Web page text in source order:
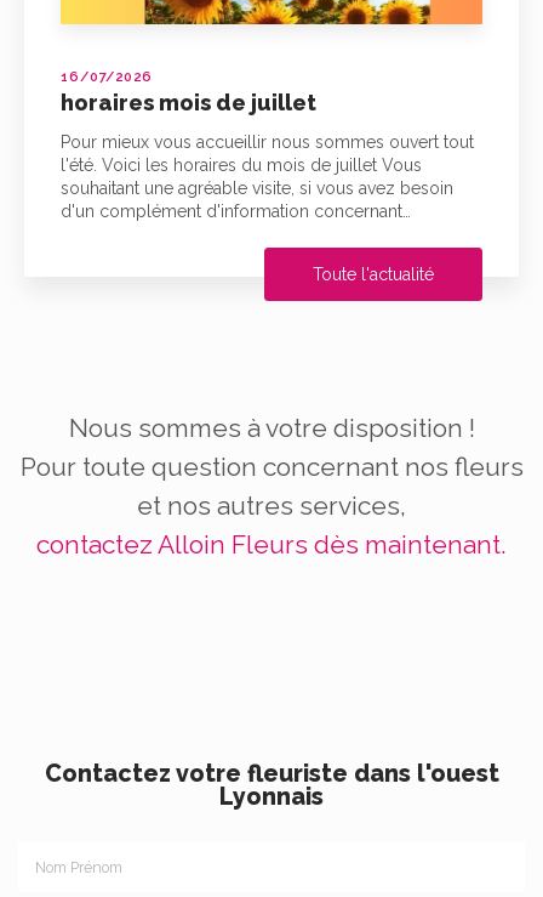
16/07/2026
horaires mois de juillet
Pour mieux vous accueillir nous sommes ouvert tout
l'été. Voici les horaires du mois de juillet Vous
souhaitant une agréable visite, si vous avez besoin
d'un complément d'information concernant…
Toute l'actualité
Nous sommes à votre disposition !
Pour toute question concernant nos fleurs
et nos autres services,
contactez Alloin Fleurs dès maintenant.
Contactez votre fleuriste dans l'ouest
Lyonnais